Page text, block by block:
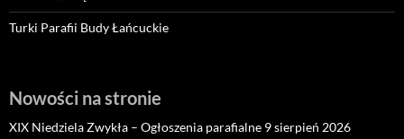
Turki Parafii Budy Łańcuckie
Nowości na stronie
XIX Niedziela Zwykła – Ogłoszenia parafialne 9 sierpień 2026